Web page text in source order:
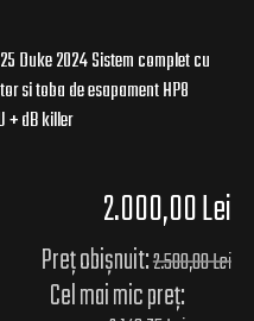
Duke 2024 Sistem complet cu
si toba de esapament HP8
+ dB killer
2.000,00 Lei
Preț obișnuit:2.500,00 Lei
Cel mai mic preț: